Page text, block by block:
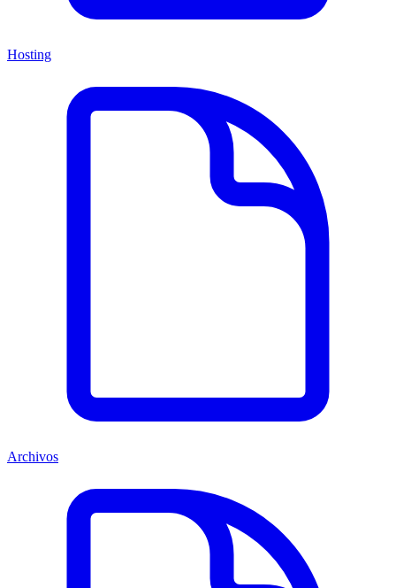
Hosting
Archivos